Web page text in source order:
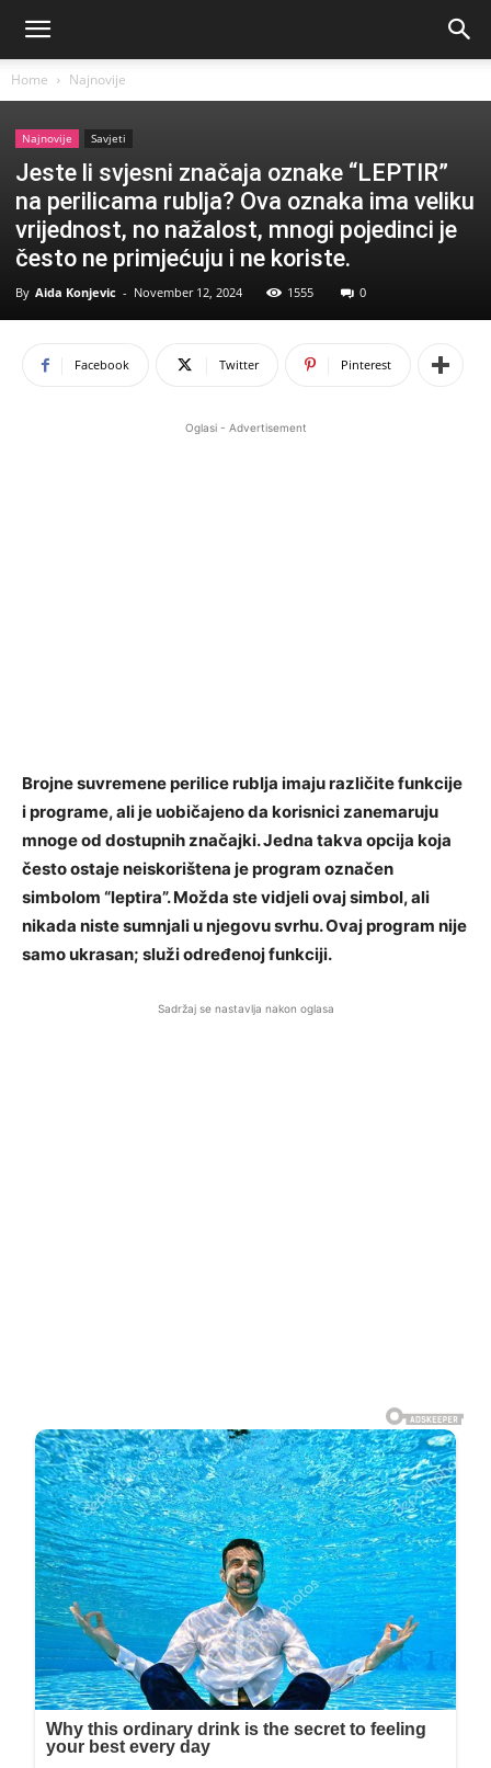
Home Najnovije
Najnovije Savjeti
Jeste li svjesni značaja oznake “LEPTIR”
na perilicama rublja? Ova oznaka ima veliku
vrijednost, no nažalost, mnogi pojedinci je
često ne primjećuju i ne koriste.
By Aida Konjevic - November 12, 2024 1555 0
Facebook Twitter Pinterest
Oglasi - Advertisement
Brojne suvremene perilice rublja imaju različite funkcije
i programe, ali je uobičajeno da korisnici zanemaruju
mnoge od dostupnih značajki. Jedna takva opcija koja
često ostaje neiskorištena je program označen
simbolom “leptira”. Možda ste vidjeli ovaj simbol, ali
nikada niste sumnjali u njegovu svrhu. Ovaj program nije
samo ukrasan; služi određenoj funkciji.
Sadržaj se nastavlja nakon oglasa